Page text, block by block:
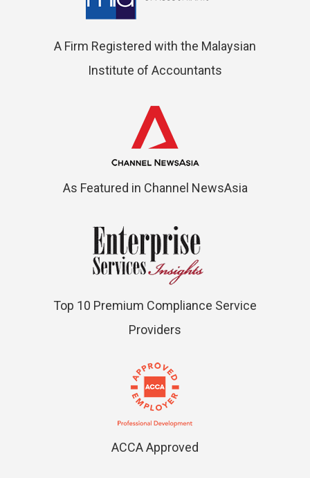
A Firm Registered with the Malaysian
Institute of Accountants
As Featured in Channel NewsAsia
Top 10 Premium Compliance Service
Providers
ACCA Approved